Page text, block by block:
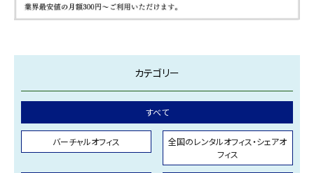
カテゴリー
すべて
バーチャルオフィス
全国のレンタルオフィス・シェアオ
フィス